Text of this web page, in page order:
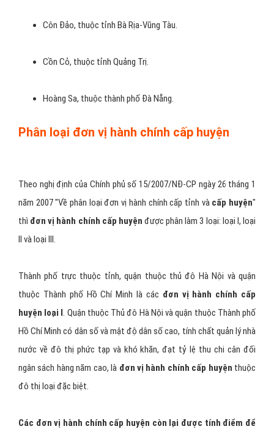
Côn Đảo, thuộc tỉnh Bà Rịa-Vũng Tàu.
Cồn Cỏ, thuộc tỉnh Quảng Trị.
Hoàng Sa, thuộc thành phố Đà Nẵng.
Phân loại đơn vị hành chính cấp huyện
Theo nghị định của Chính phủ số 15/2007/NĐ-CP ngày 26 tháng 1
năm 2007 "Về phân loại đơn vị hành chính cấp tỉnh và cấp huyện"
thì đơn vị hành chính cấp huyện được phân làm 3 loại: loại I, loại
II và loại III.
Thành phố trực thuộc tỉnh, quận thuộc thủ đô Hà Nội và quận
thuộc Thành phố Hồ Chí Minh là các đơn vị hành chính cấp
huyện loại I. Quận thuộc Thủ đô Hà Nội và quận thuộc Thành phố
Hồ Chí Minh có dân số và mật độ dân số cao, tính chất quản lý nhà
nước về đô thị phức tạp và khó khăn, đạt tỷ lệ thu chi cân đối
ngân sách hàng năm cao, là đơn vị hành chính cấp huyện thuộc
đô thị loại đặc biệt.
Các đơn vị hành chính cấp huyện còn lại được tính điểm để